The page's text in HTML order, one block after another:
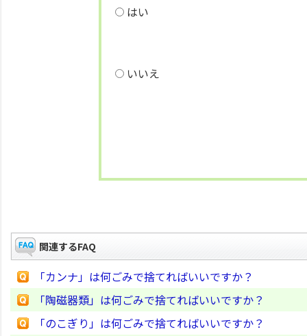
はい
いいえ
関連するFAQ
「カンナ」は何ごみで捨てればいいですか？
「陶磁器類」は何ごみで捨てればいいですか？
「のこぎり」は何ごみで捨てればいいですか？